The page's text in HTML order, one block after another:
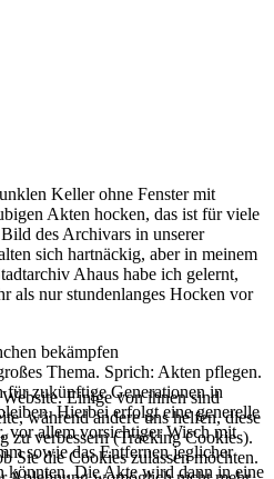
Keller ohne Fenster mit
Akten hocken, das ist für viele
des Archivars in unserer
sich hartnäckig, aber in meinem
Ahaus habe ich gelernt,
als nur stundenlanges Hocken vor
bekämpfen
Thema. Sprich: Akten pflegen.
für zukünftige Generationen in
Hierbei erfolgt eine generelle
vor allem vorsichtiger Wisch mit
sowie das Entfernen jeglicher
könnten. Die Akte wird dann in eine
Einige von ihnen sind
während andere uns helfen, diese
zu verbessern (Tracking Cookies).
Sie die Cookies zulassen möchten.